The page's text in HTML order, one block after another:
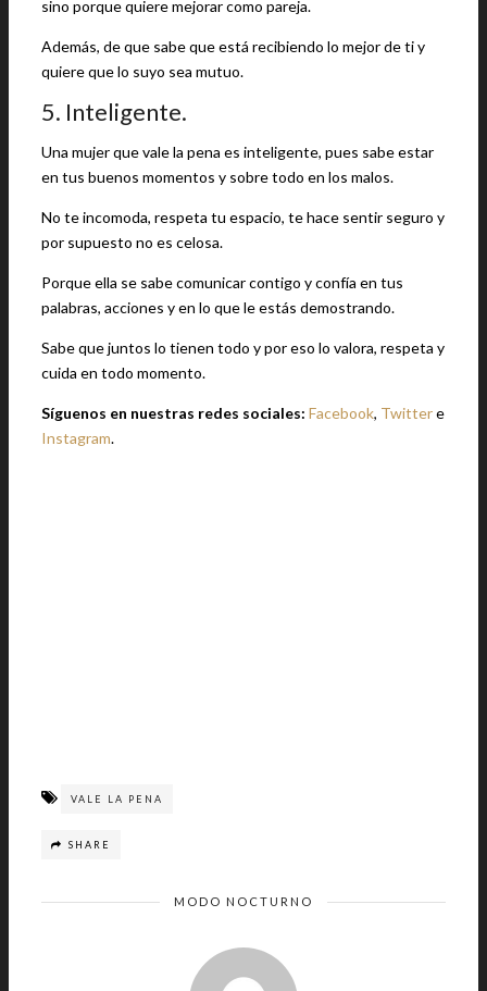
sino porque quiere mejorar como pareja.
Además, de que sabe que está recibiendo lo mejor de ti y
quiere que lo suyo sea mutuo.
5. Inteligente.
Una mujer que vale la pena es inteligente, pues sabe estar
en tus buenos momentos y sobre todo en los malos.
No te incomoda, respeta tu espacio, te hace sentir seguro y
por supuesto no es celosa.
Porque ella se sabe comunicar contigo y confía en tus
palabras, acciones y en lo que le estás demostrando.
Sabe que juntos lo tienen todo y por eso lo valora, respeta y
cuida en todo momento.
Síguenos en nuestras redes sociales: Facebook, Twittere
Instagram.
VALE LA PENA
SHARE
MODO NOCTURNO